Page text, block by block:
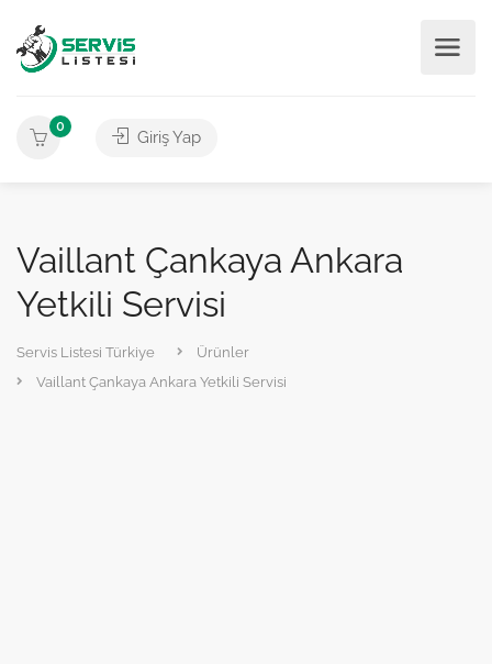
0
Giriş Yap
Vaillant Çankaya Ankara
Yetkili Servisi
Servis Listesi Türkiye
Ürünler
Vaillant Çankaya Ankara Yetkili Servisi